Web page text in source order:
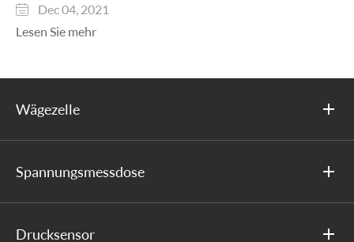

Dec 04, 2021
Lesen Sie mehr
Wägezelle
Spannungsmessdose
Drucksensor